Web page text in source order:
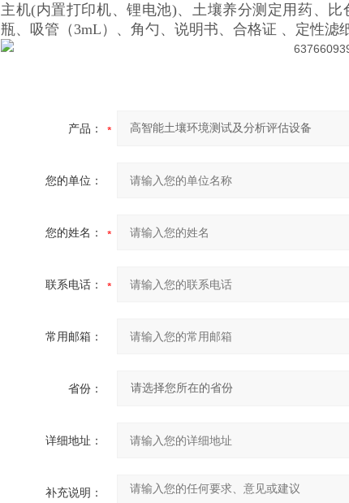
主机(内置打印机、锂电池)、土壤养分测定用药、
瓶、吸管（3mL）、角勺、说明书、合格证 、定性
产品：
您的单位：
您的姓名：
联系电话：
常用邮箱：
省份：
详细地址：
补充说明：